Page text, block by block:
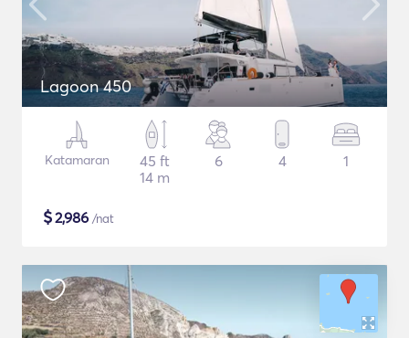
Lagoon 450
Katamaran
45 ft
14 m
6 4 1
$2,986 /nat